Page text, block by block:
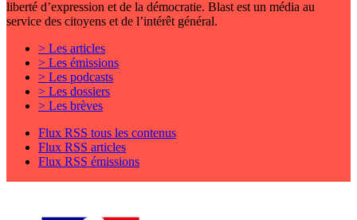
liberté d’expression et de la démocratie. Blast est un média au
service des citoyens et de l’intérêt général.
> Les articles
> Les émissions
> Les podcasts
> Les dossiers
> Les brèves
Flux RSS tous les contenus
Flux RSS articles
Flux RSS émissions